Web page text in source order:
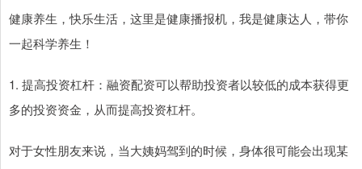
健康养生，快乐生活，这里是健康播报机，我是健康达人，带你
一起科学养生！
1. 提高投资杠杆：融资配资可以帮助投资者以较低的成本获得更
多的投资资金，从而提高投资杠杆。
对于女性朋友来说，当大姨妈驾到的时候，身体很可能会出现某